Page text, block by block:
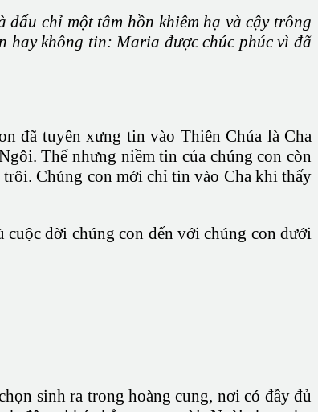
chỉ một tâm hồn khiêm hạ và cậy trông
hay không tin: Maria được chúc phúc vì đã
đã tuyên xưng tin vào Thiên Chúa là Cha
Thế nhưng niềm tin của chúng con còn
Chúng con mới chỉ tin vào Cha khi thấy
đời chúng con đến với chúng con dưới
sinh ra trong hoàng cung, nơi có đầy đủ